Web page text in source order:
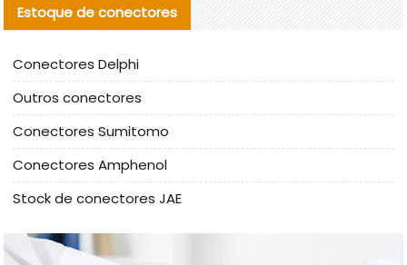
Estoque de conectores
Conectores Delphi
Outros conectores
Conectores Sumitomo
Conectores Amphenol
Stock de conectores JAE